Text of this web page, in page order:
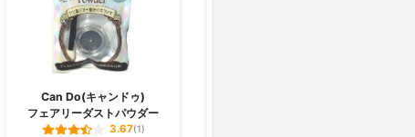
Can Do(キャンドゥ)
フェアリーダストパウダー
3.67(1)